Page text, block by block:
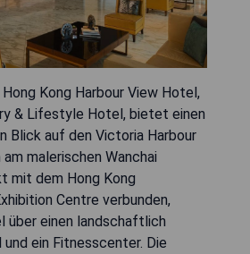
Kong Harbour View Hotel,
& Lifestyle Hotel, bietet einen
Blick auf den Victoria Harbour
malerischen Wanchai
mit dem Hong Kong
Centre verbunden,
über einen landschaftlich
ein Fitnesscenter. Die